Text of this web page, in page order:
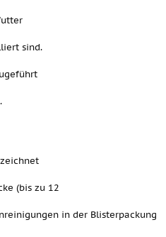
sind.
(bis zu 12
in der Blisterpackung